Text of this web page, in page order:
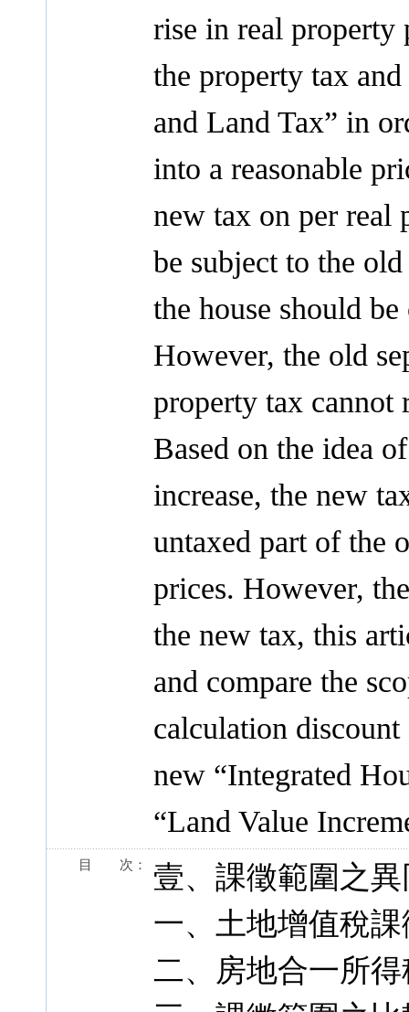
rise in real property
the property tax
and Land Tax” in
into a reasonable
new tax on per real
be subject to the
the house should
However, the old
property tax cannot
Based on the idea
increase, the new
untaxed part of the
prices. However,
the new tax, this
and compare the
calculation discount
new “Integrated
“Land Value
目 次：
壹、課徵範圍之異
一、土地增值稅
二、房地合一所